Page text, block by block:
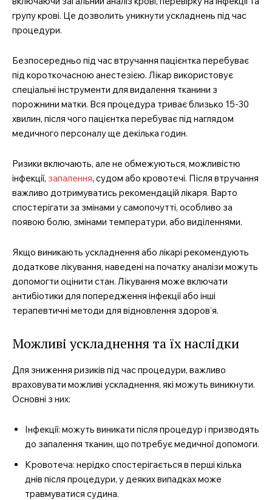
групу крові. Це дозволить уникнути ускладнень під час
процедури.
Безпосередньо під час втручання пацієнтка перебуває
під короткочасною анестезією. Лікар використовує
спеціальні інструменти для видалення тканини з
порожнини матки. Вся процедура триває близько 15-30
хвилин, після чого пацієнтка перебуває під наглядом
медичного персоналу ще декілька годин.
Ризики включають, але не обмежуються, можливістю
інфекції, запалення, судом або кровотечі. Після втручання
важливо дотримуватись рекомендацій лікаря. Варто
спостерігати за змінами у самопочутті, особливо за
появою болю, змінами температури, або виділеннями.
Якщо виникають ускладнення або лікарі рекомендують
додаткове лікування, наведені на початку аналізи можуть
допомогти оцінити стан. Лікування може включати
антибіотики для попередження інфекції або інші
терапевтичні методи для відновлення здоров’я.
Можливі ускладнення та їх наслідки
Для зниження ризиків під час процедури, важливо
враховувати можливі ускладнення, які можуть виникнути.
Основні з них:
Інфекції: можуть виникати після процедур і призводять
до запалення тканин, що потребує медичної допомоги.
Кровотеча: нерідко спостерігається в перші кілька
днів після процедури, у деяких випадках може
травмуватися судина.